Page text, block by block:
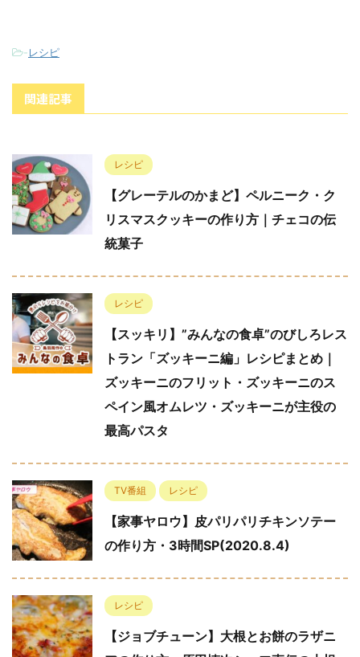
-レシピ
関連記事
レシピ
【グレーテルのかまど】ペルニーク・ク
リスマスクッキーの作り方｜チェコの伝
統菓子
レシピ
【スッキリ】”みんなの食卓”のびしろレス
トラン「ズッキーニ編」レシピまとめ｜
ズッキーニのフリット・ズッキーニのス
ペイン風オムレツ・ズッキーニが主役の
最高パスタ
TV番組 レシピ
【家事ヤロウ】皮パリパリチキンソテー
の作り方・3時間SP(2020.8.4)
レシピ
【ジョブチューン】大根とお餅のラザニ